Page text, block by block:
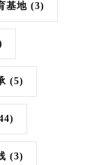
基地 (3)
(5)
(3)